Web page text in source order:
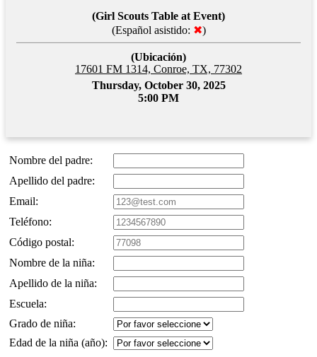
(Girl Scouts Table at Event)
(Español asistido: ✖)
(Ubicación)
17601 FM 1314, Conroe, TX, 77302
Thursday, October 30, 2025
5:00 PM
Nombre del padre:
Apellido del padre:
Email:
Teléfono:
Código postal:
Nombre de la niña:
Apellido de la niña:
Escuela:
Grado de niña:
Edad de la niña (año):